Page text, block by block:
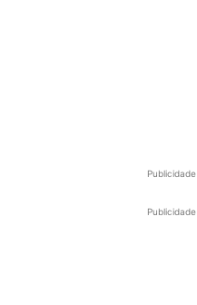
Publicidade
Publicidade